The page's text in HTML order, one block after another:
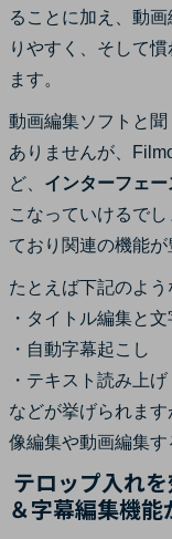
ることに加え、動
りやすく、そして
ます。
動画編集ソフトと聞
ありませんが、
ど、 インターフェ
こなっていけるで
ており関連の機能が
たとえば下記のよう
・タイトル編集と
・自動字幕起こし
・テキスト読み上げ
などが挙げられま
像編集や動画編集す
テロップ入れ
＆字幕編集機